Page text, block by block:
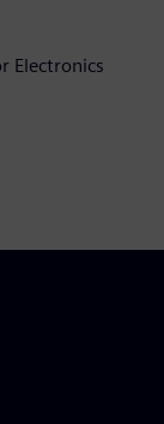
Electronics